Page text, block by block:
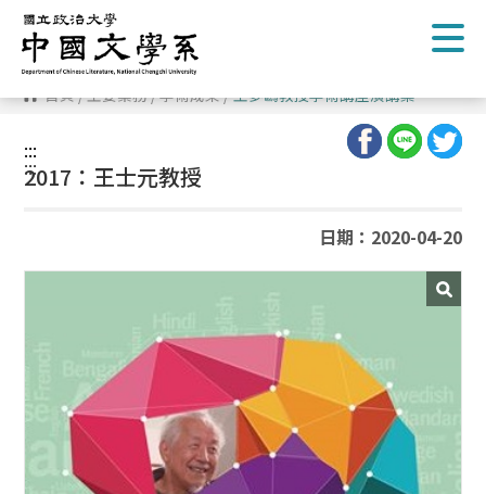
跳
到
主
要
內
容 首頁/主要業務/學術成果/王夢鷗教授學術講座演講集
:::
:::
2017：王士元教授
日期：2020-04-20